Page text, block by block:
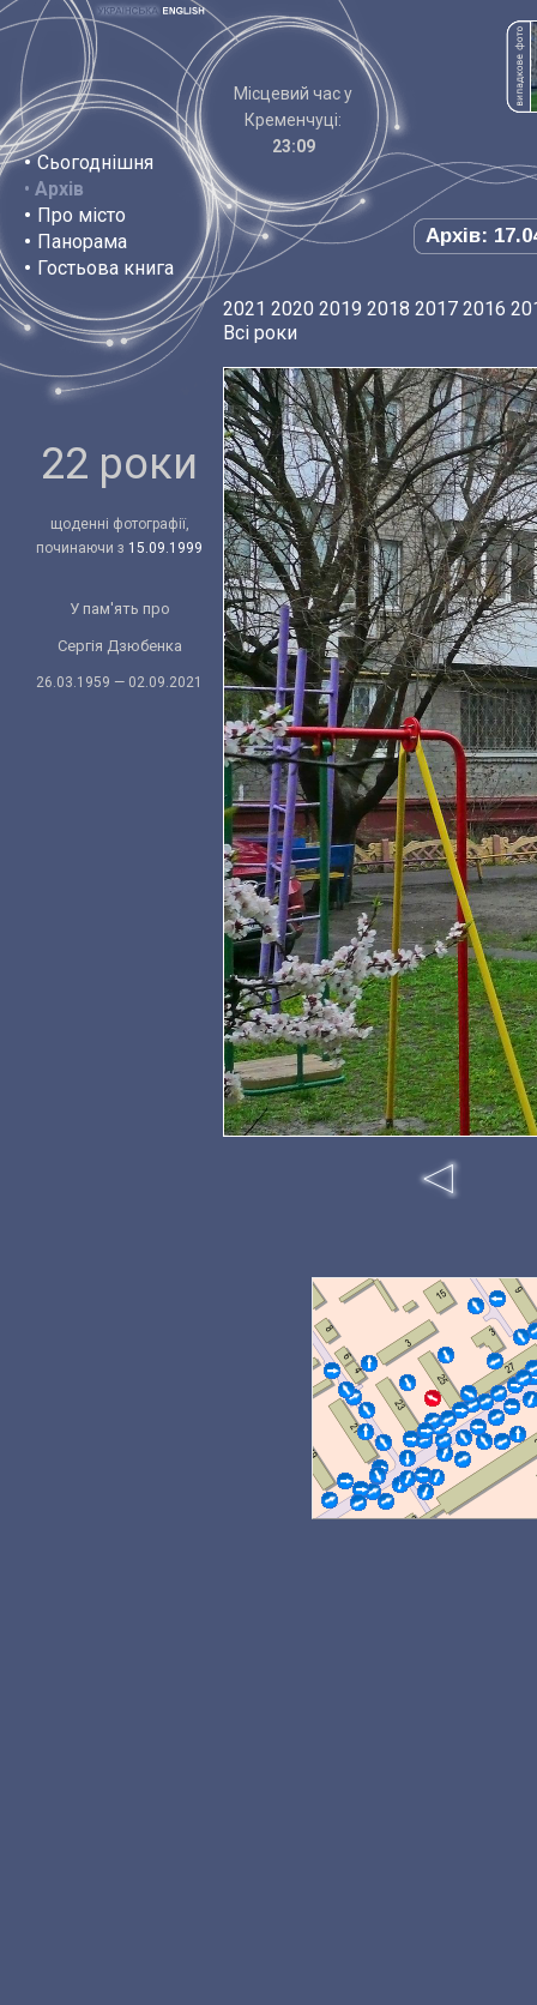
• Сьогоднішня
• Архів
• Про місто
• Панорама
• Гостьова книга
Місцевий час у
Кременчуці:
23:09
Архів:
22 роки
щоденні фотографії,
починаючи з 15.09.1999
У пам'ять про
Сергія Дзюбенка
26.03.1959 — 02.09.2021
2021 2020 2019 2018 2017 2016
Всі роки